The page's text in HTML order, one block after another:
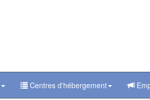
Centres d'hébergement